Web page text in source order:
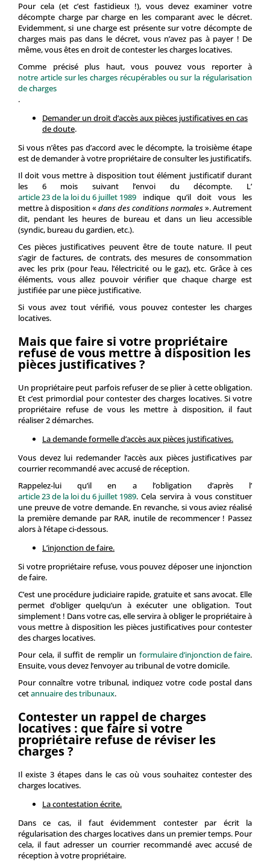
Pour cela (et c’est fastidieux !), vous devez examiner votre
décompte charge par charge en les comparant avec le décret.
Evidemment, si une charge est présente sur votre décompte de
charges mais pas dans le décret, vous n’avez pas à payer ! De
même, vous êtes en droit de contester les charges locatives.
Comme précisé plus haut, vous pouvez vous reporter à
notre article sur les charges récupérables ou sur la régularisation
de charges
.
Demander un droit d’accès aux pièces justificatives en cas
de doute.
Si vous n’êtes pas d’accord avec le décompte, la troisième étape
est de demander à votre propriétaire de consulter les justificatifs.
Il doit vous mettre à disposition tout élément justificatif durant
les 6 mois suivant l’envoi du décompte. L’
article 23 de la loi du 6 juillet 1989 indique qu’il doit vous les
mettre à disposition «dans des conditions normales». Autrement
dit, pendant les heures de bureau et dans un lieu accessible
(syndic, bureau du gardien, etc.).
Ces pièces justificatives peuvent être de toute nature. Il peut
s’agir de factures, de contrats, des mesures de consommation
avec les prix (pour l’eau, l’électricité ou le gaz), etc. Grâce à ces
éléments, vous allez pouvoir vérifier que chaque charge est
justifiée par une pièce justificative.
Si vous avez tout vérifié, vous pouvez contester les charges
locatives.
Mais que faire si votre propriétaire
refuse de vous mettre à disposition les
pièces justificatives ?
Un propriétaire peut parfois refuser de se plier à cette obligation.
Et c’est primordial pour contester des charges locatives. Si votre
propriétaire refuse de vous les mettre à disposition, il faut
réaliser 2 démarches.
La demande formelle d’accès aux pièces justificatives.
Vous devez lui redemander l’accès aux pièces justificatives par
courrier recommandé avec accusé de réception.
Rappelez-lui qu’il en a l’obligation d’après l’
article 23 de la loi du 6 juillet 1989. Cela servira à vous constituer
une preuve de votre demande. En revanche, si vous aviez réalisé
la première demande par RAR, inutile de recommencer ! Passez
alors à l’étape ci-dessous.
L’injonction de faire.
Si votre propriétaire refuse, vous pouvez déposer une injonction
de faire.
C’est une procédure judiciaire rapide, gratuite et sans avocat. Elle
permet d’obliger quelqu’un à exécuter une obligation. Tout
simplement ! Dans votre cas, elle servira à obliger le propriétaire à
vous mettre à disposition les pièces justificatives pour contester
des charges locatives.
Pour cela, il suffit de remplir un formulaire d’injonction de faire.
Ensuite, vous devez l’envoyer au tribunal de votre domicile.
Pour connaître votre tribunal, indiquez votre code postal dans
cetannuaire des tribunaux.
Contester un rappel de charges
locatives : que faire si votre
propriétaire refuse de réviser les
charges ?
Il existe 3 étapes dans le cas où vous souhaitez contester des
charges locatives.
La contestation écrite.
Dans ce cas, il faut évidemment contester par écrit la
régularisation des charges locatives dans un premier temps. Pour
cela, il faut adresser un courrier recommandé avec accusé de
réception à votre propriétaire.